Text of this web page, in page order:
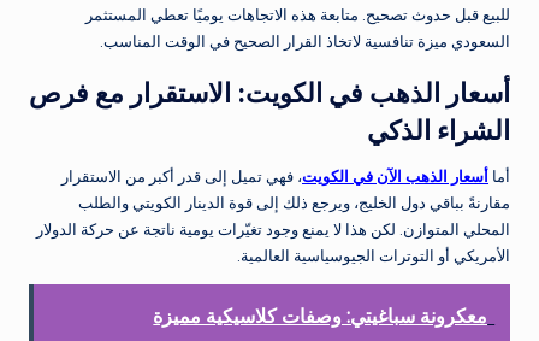
للبيع قبل حدوث تصحيح. متابعة هذه الاتجاهات يوميًا تعطي المستثمر
السعودي ميزة تنافسية لاتخاذ القرار الصحيح في الوقت المناسب.
أسعار الذهب في الكويت: الاستقرار مع فرص
الشراء الذكي
أما أسعار الذهب الآن في الكويت، فهي تميل إلى قدر أكبر من الاستقرار
مقارنةً بباقي دول الخليج، ويرجع ذلك إلى قوة الدينار الكويتي والطلب
المحلي المتوازن. لكن هذا لا يمنع وجود تغيّرات يومية ناتجة عن حركة الدولار
الأمريكي أو التوترات الجيوسياسية العالمية.
معكرونة سباغيتي: وصفات كلاسيكية مميزة